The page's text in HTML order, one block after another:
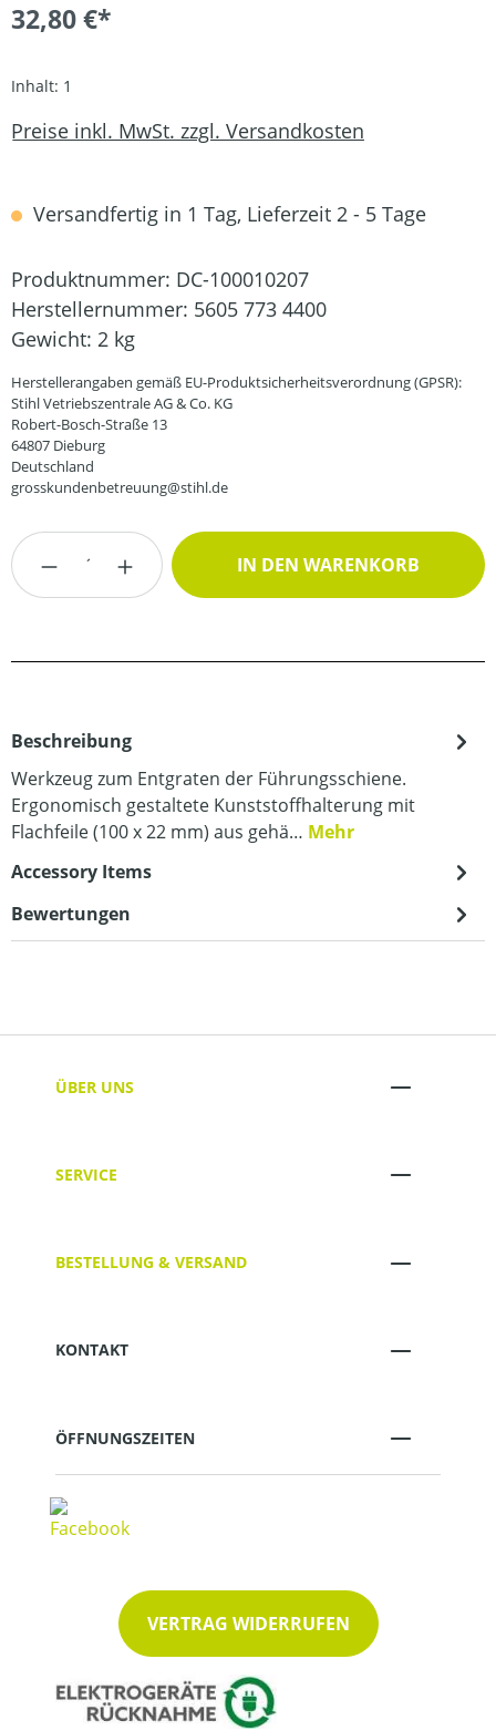
32,80 €*
Inhalt: 1
Preise inkl. MwSt. zzgl. Versandkosten
Versandfertig in 1 Tag, Lieferzeit 2 - 5 Tage
Produktnummer: DC-100010207
Herstellernummer: 5605 773 4400
Gewicht: 2 kg
Herstellerangaben gemäß EU-Produktsicherheitsverordnung (GPSR):
Stihl Vetriebszentrale AG & Co. KG
Robert-Bosch-Straße 13
64807 Dieburg
Deutschland
grosskundenbetreuung@stihl.de
Produkt Anzahl: Gib den gewünschten
IN DEN WARENKORB
Beschreibung
Werkzeug zum Entgraten der Führungsschiene.
Ergonomisch gestaltete Kunststoffhalterung mit
Flachfeile (100 x 22 mm) aus gehä… Mehr
Accessory Items
Bewertungen
ÜBER UNS
SERVICE
BESTELLUNG & VERSAND
KONTAKT
ÖFFNUNGSZEITEN
VERTRAG WIDERRUFEN